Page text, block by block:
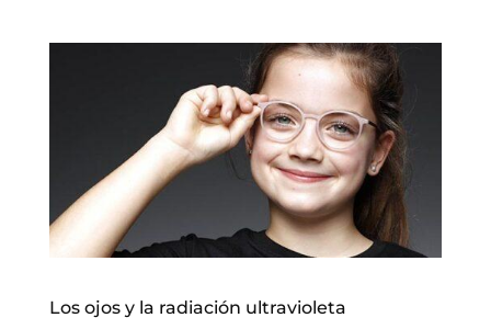
Los ojos y la radiación ultravioleta